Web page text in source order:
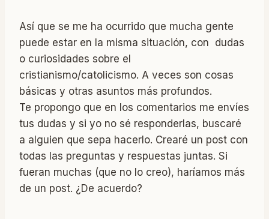
Así que se me ha ocurrido que mucha gente
puede estar en la misma situación, con dudas
o curiosidades sobre el
cristianismo/catolicismo. A veces son cosas
básicas y otras asuntos más profundos.
Te propongo que en los comentarios me envíes
tus dudas y si yo no sé responderlas, buscaré
a alguien que sepa hacerlo. Crearé un post con
todas las preguntas y respuestas juntas. Si
fueran muchas (que no lo creo), haríamos más
de un post. ¿De acuerdo?